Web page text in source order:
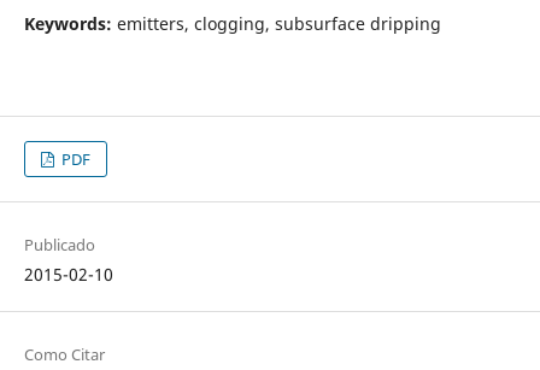
Keywords: emitters, clogging, subsurface dripping
PDF
Publicado
2015-02-10
Como Citar